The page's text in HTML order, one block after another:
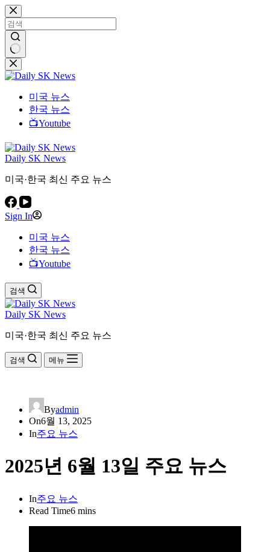
본
문
으
로
건
너
결
과
미국 뉴스
한국 뉴스
📺Youtube
Daily SK News
미국·한국 최신 주요 뉴스
Sign In
미국 뉴스
한국 뉴스
📺Youtube
검색
Daily SK News
미국·한국 최신 주요 뉴스
검색 메뉴
Byadmin
On6월 13, 2025
In주요 뉴스
2025년 6월 13일 주요 뉴스
In주요 뉴스
Read Time6 mins